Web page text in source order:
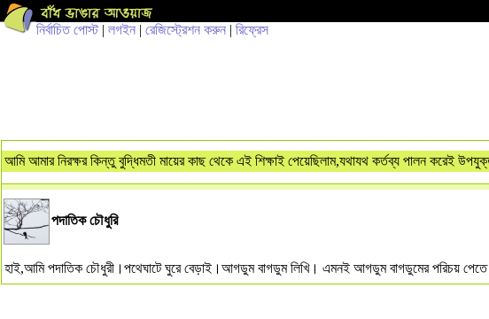
নির্বাচিত পোস্ট| লগইন | রেজিস্ট্রেশন করুন | রিফ্রেস
আমি আমার নিরক্ষর কিন্তু বুদ্ধিমতী মায়ের কাছ থেকে এই শিক্ষাই পেয়েছিলাম,যথাযথ কর্তব্য পালন করেই
পদাতিক চৌধুরি
হাই,আমি পদাতিক চৌধুরী।পথেঘাটে ঘুরে বেড়াই।আগডুম বাগডুম লিখি। এমনই আগডুম বাগডুমের পরিচয়